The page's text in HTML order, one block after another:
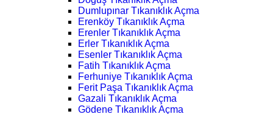
Dumlupınar Tıkanıklık Açma
Erenköy Tıkanıklık Açma
Erenler Tıkanıklık Açma
Erler Tıkanıklık Açma
Esenler Tıkanıklık Açma
Fatih Tıkanıklık Açma
Ferhuniye Tıkanıklık Açma
Ferit Paşa Tıkanıklık Açma
Gazali Tıkanıklık Açma
Gödene Tıkanıklık Açma